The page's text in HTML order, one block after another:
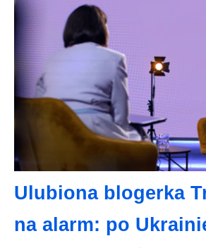
Ulubiona blogerka
na alarm: po